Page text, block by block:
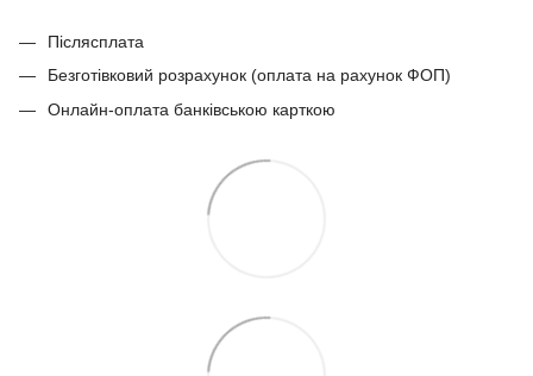
Післясплата
Безготівковий розрахунок (оплата на рахунок ФОП)
Онлайн-оплата банківською карткою